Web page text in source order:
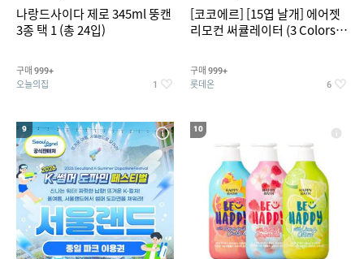
나랑드사이다 제로 345ml 뚱캔
3종 택 1 (총 24입)
구매 999+
오늘의집 1
[코코에르] [15엽 날개] 에어젯
리모컨 써큘레이터 (3 Colors
구매 999+
롯데온 6
9 10